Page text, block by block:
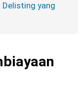
Delisting yang